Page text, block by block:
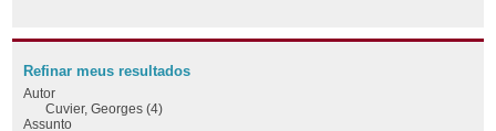
Refinar meus resultados
Autor
Cuvier, Georges (4)
Assunto